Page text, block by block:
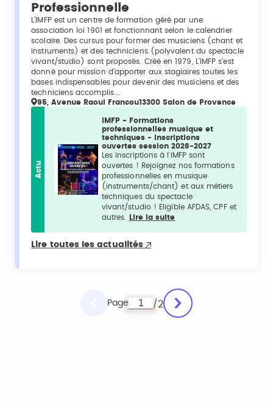
Professionnelle
L’IMFP est un centre de formation géré par une
association loi 1901 et fonctionnant selon le calendrier
scolaire. Des cursus pour former des musiciens (chant et
instruments) et des techniciens (polyvalent du spectacle
vivant/studio) sont proposés. Créé en 1979, L’IMFP s’est
donné pour mission d’apporter aux stagiaires toutes les
bases indispensables pour devenir des musiciens et des
techniciens accomplis.…
95, Avenue Raoul Francou13300 Salon de Provence
Actu
IMFP - Formations
professionnelles musique et
techniques - Inscriptions
ouvertes session 2026-2027
Les inscriptions à l'IMFP sont
ouvertes ! Rejoignez nos formations
professionnelles en musique
(instruments/chant) et aux métiers
techniques du spectacle
vivant/studio ! Eligible AFDAS, CPF et
autres.
Lire la suite
Lire toutes les actualités
Page / 2